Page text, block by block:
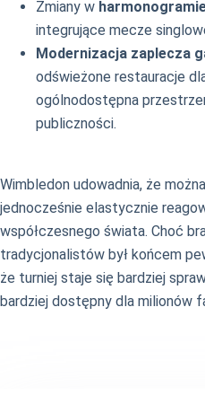
Zmiany w
integrujące mecze
Modernizacja zaplecza
odświeżone restauracje
ogólnodostępna
publiczności.
Wimbledon udowadnia, że
jednocześnie elastycznie
współczesnego świata. Choć
tradycjonalistów był końcem
że turniej staje się bardziej
bardziej dostępny dla milionów